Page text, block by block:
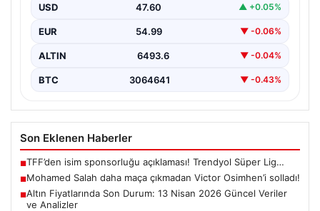
USD 47.60 ▲ +0.05%
EUR 54.99 ▼ -0.06%
ALTIN 6493.6 ▼ -0.04%
BTC 3064641 ▼ -0.43%
Son Eklenen Haberler
■TFF’den isim sponsorluğu açıklaması! Trendyol Süper Lig…
■Mohamed Salah daha maça çıkmadan Victor Osimhen’i solladı!
■Altın Fiyatlarında Son Durum: 13 Nisan 2026 Güncel Veriler
ve Analizler